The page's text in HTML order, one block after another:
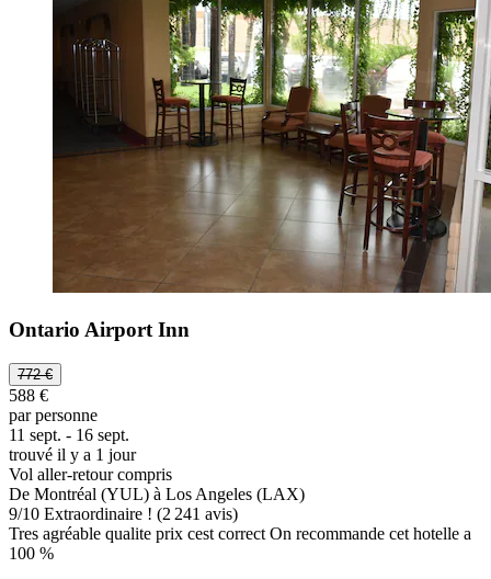
Ontario Airport Inn
772 €
588 €
par personne
11 sept. - 16 sept.
trouvé il y a 1 jour
Vol aller-retour compris
De Montréal (YUL) à Los Angeles (LAX)
9/10 Extraordinaire ! (2 241 avis)
Tres agréable qualite prix cest correct On recommande cet hotelle a
100 %